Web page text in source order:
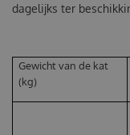
dagelijks ter
Gewicht van de kat
(kg)